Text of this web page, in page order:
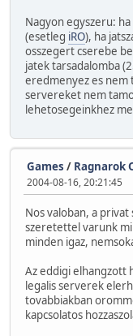
Nagyon egyszeru:
(esetleg iRO), ha
osszegert cserebe
jatek tarsadalomba
eredmenyez es
servereket nem
lehetosegeinkhez
Games / Ragnarok
2004-08-16, 20:21:45
Nos valoban, a
szeretettel varunk
minden igaz,
Az eddigi elhangzott
legalis serverek
tovabbiakban
kapcsolatos